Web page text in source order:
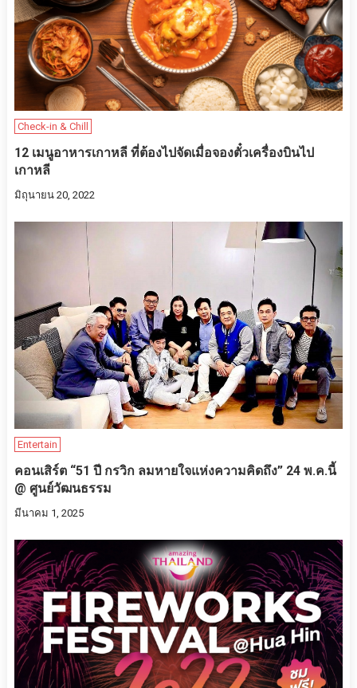
Check-in & Chill
12 เมนูอาหารเกาหลี ที่ต้องไปจัดเมื่อจองตั๋วเครื่องบินไป
เกาหลี
มิถุนายน 20, 2022
Entertain
คอนเสิร์ต “51 ปี กรวิก ลมหายใจแห่งความคิดถึง” 24 พ.ค.นี้
@ ศูนย์วัฒนธรรม
มีนาคม 1, 2025